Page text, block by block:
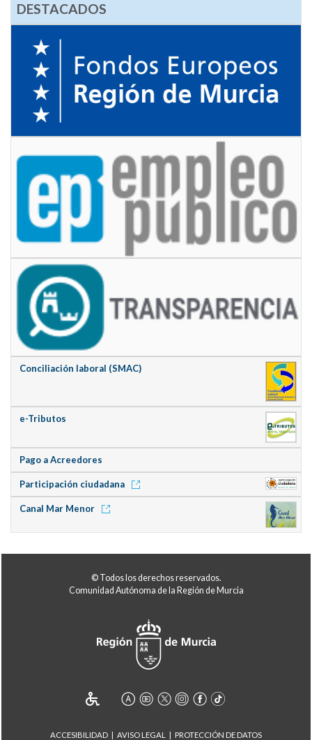
DESTACADOS
Conciliación laboral (SMAC)
e-Tributos
Pago a Acreedores
Participación ciudadana
Canal Mar Menor
© Todos los derechos reservados.
Comunidad Autónoma de la Región de Murcia
ACCESIBILIDAD AVISO LEGAL PROTECCIÓN DE DATOS